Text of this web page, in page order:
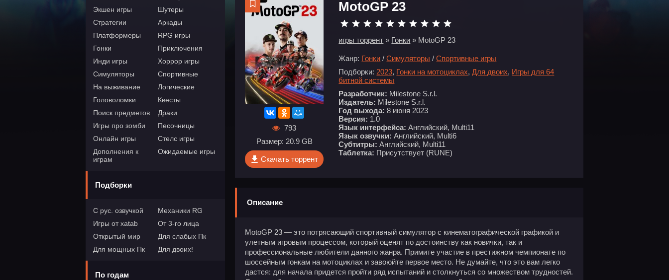
Экшен игры
Шутеры
Стратегии
Аркады
Платформеры
RPG игры
Гонки
Приключения
Инди игры
Хоррор игры
Симуляторы
Спортивные
На выживание
Логические
Головоломки
Квесты
Поиск предметов
Драки
Игры про зомби
Песочницы
Онлайн игры
Стелс игры
Дополнения к
играм
Ожидаемые игры
Подборки
С рус. озвучкой
Механики RG
Игры от xatab
От 3-го лица
Открытый мир
Для слабых Пк
Для мощных Пк
Для двоих!
По годам
793
Размер: 20.9 GB
Скачать торрент
MotoGP 23
игры торрент » Гонки » MotoGP 23
Жанр: Гонки /Симуляторы /Спортивные игры
Подборки: 2023, Гонки на мотоциклах,Для двоих, Игры для 64
битной системы
Разработчик: Milestone S.r.l.
Издатель: Milestone S.r.l.
Год выхода: 8 июня 2023
Версия: 1.0
Язык интерфейса: Английский, Multi11
Язык озвучки: Английский, Multi6
Субтитры: Английский, Multi11
Таблетка: Присутствует (RUNE)
Описание
MotoGP 23 — это потрясающий спортивный симулятор с кинематографической графикой и
улетным игровым процессом, который оценят по достоинству как новички, так и
профессиональные любители данного жанра. Примите участие в престижном чемпионате по
шоссейным гонкам на мотоциклах и завоюйте первое место. Не думайте, что это вам легко
дастся: для начала придется пройти ряд испытаний и столкнуться со множеством трудностей.